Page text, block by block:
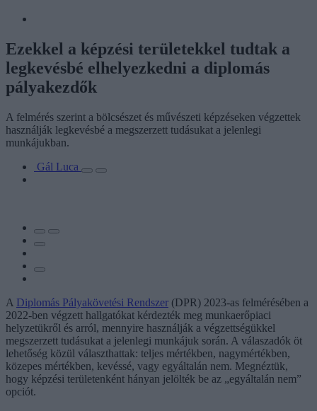
Ezekkel a képzési területekkel tudtak a
legkevésbé elhelyezkedni a diplomás
pályakezdők
A felmérés szerint a bölcsészet és művészeti képzéseken végzettek
használják legkevésbé a megszerzett tudásukat a jelenlegi
munkájukban.
Gál Luca
A Diplomás Pályakövetési Rendszer (DPR) 2023-as felmérésében a
2022-ben végzett hallgatókat kérdezték meg munkaerőpiaci
helyzetükről és arról, mennyire használják a végzettségükkel
megszerzett tudásukat a jelenlegi munkájuk során. A válaszadók öt
lehetőség közül választhattak: teljes mértékben, nagymértékben,
közepes mértékben, kevéssé, vagy egyáltalán nem. Megnéztük,
hogy képzési területenként hányan jelölték be az „egyáltalán nem”
opciót.